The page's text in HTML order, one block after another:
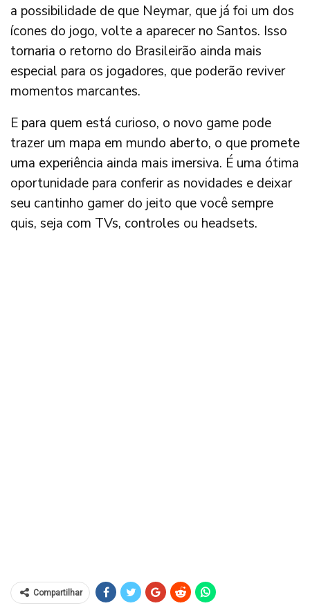
a possibilidade de que Neymar, que já foi um dos
ícones do jogo, volte a aparecer no Santos. Isso
tornaria o retorno do Brasileirão ainda mais
especial para os jogadores, que poderão reviver
momentos marcantes.
E para quem está curioso, o novo game pode
trazer um mapa em mundo aberto, o que promete
uma experiência ainda mais imersiva. É uma ótima
oportunidade para conferir as novidades e deixar
seu cantinho gamer do jeito que você sempre
quis, seja com TVs, controles ou headsets.
Compartilhar